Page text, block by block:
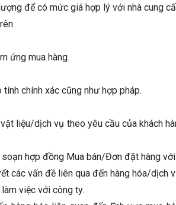
để có mức giá hợp lý với nhà cung
ứng mua hàng.
chính xác cũng như hợp pháp.
liệu/dịch vụ theo yêu cầu của khách
hợp đồng Mua bán/Đơn đặt hàng với
các vấn đề liên qua đến hàng hóa/dịch
việc với công ty.